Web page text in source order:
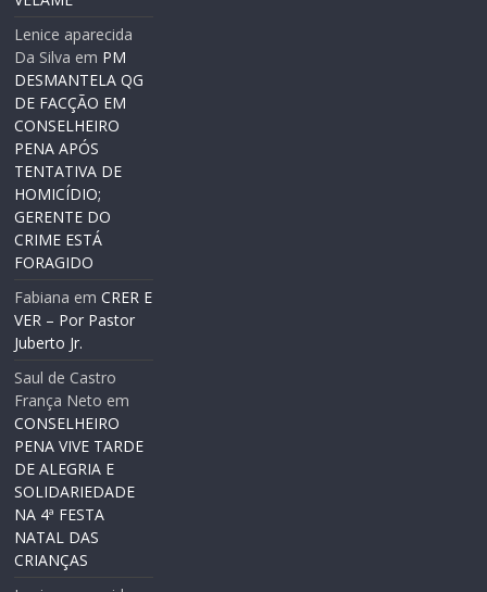
Lenice aparecida
Da Silva em PM
DESMANTELA QG
DE FACÇÃO EM
CONSELHEIRO
PENA APÓS
TENTATIVA DE
HOMICÍDIO;
GERENTE DO
CRIME ESTÁ
FORAGIDO
Fabiana emCRER E
VER – Por Pastor
Juberto Jr.
Saul de Castro
França Neto em
CONSELHEIRO
PENA VIVE TARDE
DE ALEGRIA E
SOLIDARIEDADE
NA 4ª FESTA
NATAL DAS
CRIANÇAS